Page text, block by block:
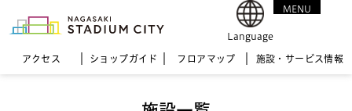
アクセス ショップガイド フロア マップ 施設・サービス情報
Language
MENU